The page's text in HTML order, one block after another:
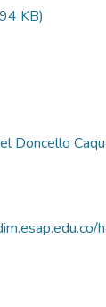
KB)
Doncello